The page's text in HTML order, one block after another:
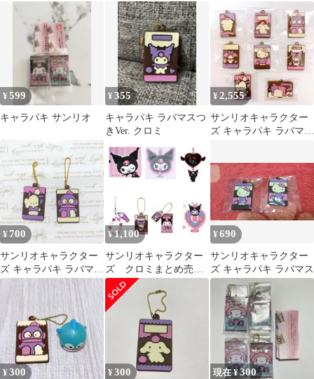
つきVer. ハンギョドン
ーマスコット シナモ
ロール クロミ
¥599
キャラパキ サンリオ
¥355
キャラパキ ラバマスつ
きVer. クロミ
¥2,555
サンリオキャラクター
ズ キャラパキ ラバマス
¥700
サンリオキャラクター
ズ キャラパキ ラバマス
つきVer ポチャッコ＆
ハンギョドン
¥1,100
サンリオキャラクター
ズ クロミまとめ売り
（7種）
¥690
サンリオキャラクター
ズ キャラパキ ラバマス
¥300 ¥300 現在 ¥300